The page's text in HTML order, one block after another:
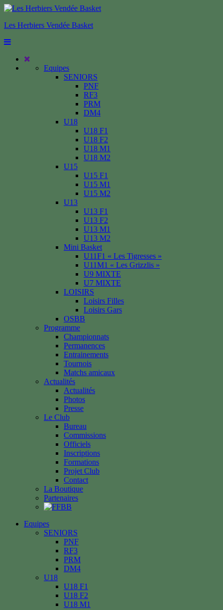
Les Herbiers Vendée Basket
Equipes
SENIORS
PNF
RF3
PRM
DM4
U18
U18 F1
U18 F2
U18 M1
U18 M2
U15
U15 F1
U15 M1
U15 M2
U13
U13 F1
U13 F2
U13 M1
U13 M2
Mini Basket
U11F1 « Les Tigresses »
U11M1 « Les Grizzlis »
U9 MIXTE
U7 MIXTE
LOISIRS
Loisirs Filles
Loisirs Gars
OSBB
Programme
Championnats
Permanences
Entrainements
Tournois
Matchs amicaux
Actualités
Actualités
Photos
Presse
Le Club
Bureau
Commissions
Officiels
Inscriptions
Formations
Projet Club
Contact
La Boutique
Partenaires
Equipes
SENIORS
PNF
RF3
PRM
DM4
U18
U18 F1
U18 F2
U18 M1